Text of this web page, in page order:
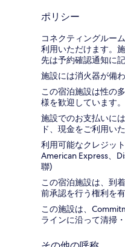
ポリシー
コネクティングルー
利用いただけます。
先は予約確認通知に
施設には消火器が備わ
この宿泊施設は性の
様を歓迎しています。
施設でのお支払いに
ド、現金をご利用い
利用可能なクレジッ
American Express、
聯)
この宿泊施設は、到
前承認を行う権利を有
この施設は、
ラインに沿って清掃